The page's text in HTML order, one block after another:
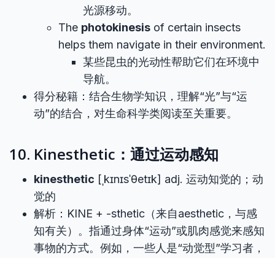
光源移动。
The photokinesis of certain insects
helps them navigate in their environment.
某些昆虫的光动性帮助它们在环境中
导航。
得分秘籍：结合生物学知识，理解“光”与“运
动”的结合，对生命科学类阅读至关重要。
10. Kinesthetic：通过运动感知
kinesthetic [ˌkɪnɪsˈθetɪk] adj. 运动知觉的；动
觉的
解析：KINE + -sthetic（来自aesthetic，与感
知有关）。指通过身体“运动”或肌肉感觉来感知
事物的方式。例如，一些人是“动觉型”学习者，